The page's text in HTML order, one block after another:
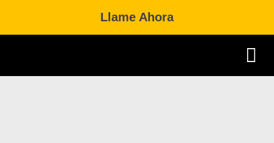
Llame Ahora